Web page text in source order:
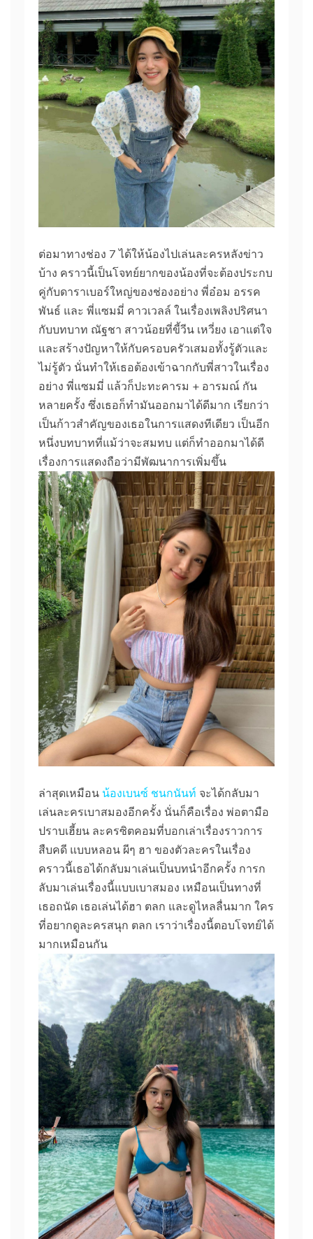
ต่อมาทางช่อง 7 ได้ให้น้องไปเล่นละครหลังข่าว
บ้าง คราวนี้เป็นโจทย์ยากของน้องที่จะต้องประกบ
คู่กับดาราเบอร์ใหญ่ของช่องอย่าง พี่อ๋อม อรรค
พันธ์ และ พี่แซมมี่ คาวเวลล์ ในเรื่องเพลิงปริศนา
กับบทบาท ณัฐชา สาวน้อยที่ขี้วีน เหวี่ยง เอาแต่ใจ
และสร้างปัญหาให้กับครอบครัวเสมอทั้งรู้ตัวและ
ไม่รู้ตัว นั่นทำให้เธอต้องเข้าฉากกับพี่สาวในเรื่อง
อย่าง พี่แซมมี่ แล้วก็ปะทะคารม + อารมณ์ กัน
หลายครั้ง ซึ่งเธอก็ทำมันออกมาได้ดีมาก เรียกว่า
เป็นก้าวสำคัญของเธอในการแสดงทีเดียว เป็นอีก
หนึ่งบทบาทที่แม้ว่าจะสมทบ แต่ก็ทำออกมาได้ดี
เรื่องการแสดงถือว่ามีพัฒนาการเพิ่มขึ้น
ล่าสุดเหมือน น้องเบนซ์ ชนกนันท์ จะได้กลับมา
เล่นละครเบาสมองอีกครั้ง นั่นก็คือเรื่อง พ่อตามือ
ปราบเฮี้ยน ละครซิตคอมที่บอกเล่าเรื่องราวการ
สืบคดี แบบหลอน ผีๆ ฮา ของตัวละครในเรื่อง
คราวนี้เธอได้กลับมาเล่นเป็นบทนำอีกครั้ง การก
ลับมาเล่นเรื่องนี้แบบเบาสมอง เหมือนเป็นทางที่
เธอถนัด เธอเล่นได้ฮา ตลก และดูไหลลื่นมาก ใคร
ที่อยากดูละครสนุก ตลก เราว่าเรื่องนี้ตอบโจทย์ได้
มากเหมือนกัน